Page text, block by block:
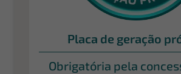
Placa de geração
Obrigatória pela